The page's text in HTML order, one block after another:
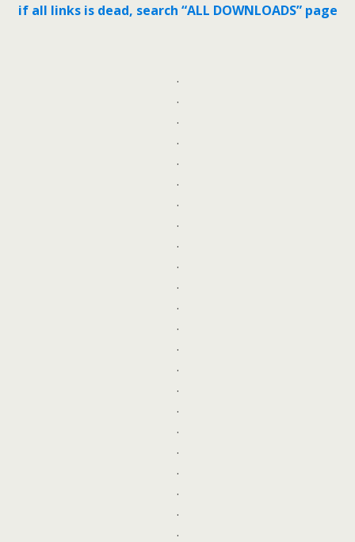
if all links is dead, search “ALL DOWNLOADS” page
.
.
.
.
.
.
.
.
.
.
.
.
.
.
.
.
.
.
.
.
.
.
.